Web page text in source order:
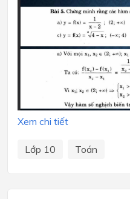
Xem chi tiết
Lớp 10 Toán